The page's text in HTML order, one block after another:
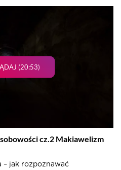
(20:53)
cz.2 Makiawelizm
– jak rozpoznawać